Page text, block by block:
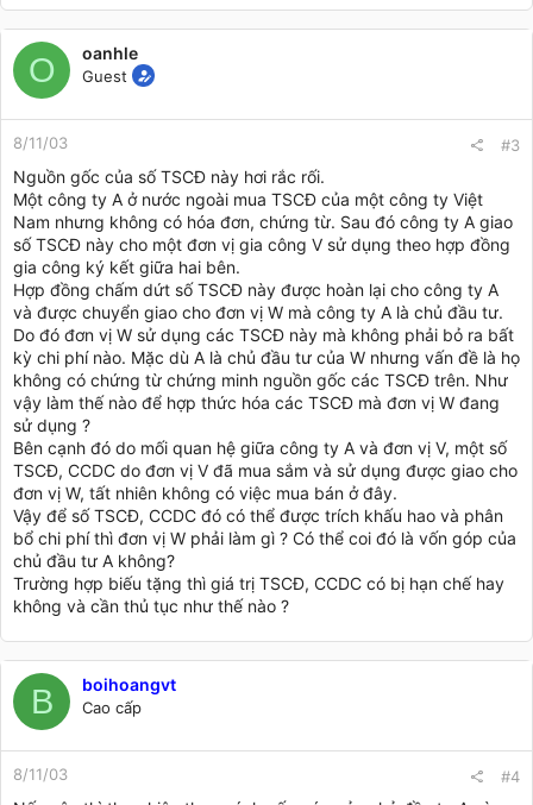
O oanhle
Guest
8/11/03 #3
Nguồn gốc của số TSCĐ này hơi rắc rối.
Một công ty A ở nước ngoài mua TSCĐ của một công ty Việt
Nam nhưng không có hóa đơn, chứng từ. Sau đó công ty A giao
số TSCĐ này cho một đơn vị gia công V sử dụng theo hợp đồng
gia công ký kết giữa hai bên.
Hợp đồng chấm dứt số TSCĐ này được hoàn lại cho công ty A
và được chuyển giao cho đơn vị W mà công ty A là chủ đầu tư.
Do đó đơn vị W sử dụng các TSCĐ này mà không phải bỏ ra bất
kỳ chi phí nào. Mặc dù A là chủ đầu tư của W nhưng vấn đề là họ
không có chứng từ chứng minh nguồn gốc các TSCĐ trên. Như
vậy làm thế nào để hợp thức hóa các TSCĐ mà đơn vị W đang
sử dụng ?
Bên cạnh đó do mối quan hệ giữa công ty A và đơn vị V, một số
TSCĐ, CCDC do đơn vị V đã mua sắm và sử dụng được giao cho
đơn vị W, tất nhiên không có việc mua bán ở đây.
Vậy để số TSCĐ, CCDC đó có thể được trích khấu hao và phân
bổ chi phí thì đơn vị W phải làm gì ? Có thể coi đó là vốn góp của
chủ đầu tư A không?
Trường hợp biếu tặng thì giá trị TSCĐ, CCDC có bị hạn chế hay
không và cần thủ tục như thế nào ?
B boihoangvt
Cao cấp
8/11/03 #4